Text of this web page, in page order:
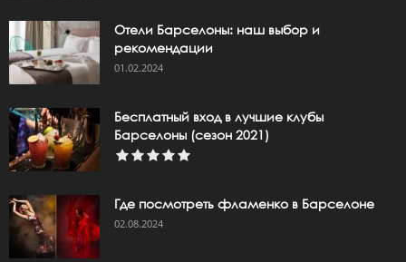
Отели Барселоны: наш выбор и
рекомендации
01.02.2024
Бесплатный вход в лучшие клубы
Барселоны (сезон 2021)
Где посмотреть фламенко в Барселоне
02.08.2024